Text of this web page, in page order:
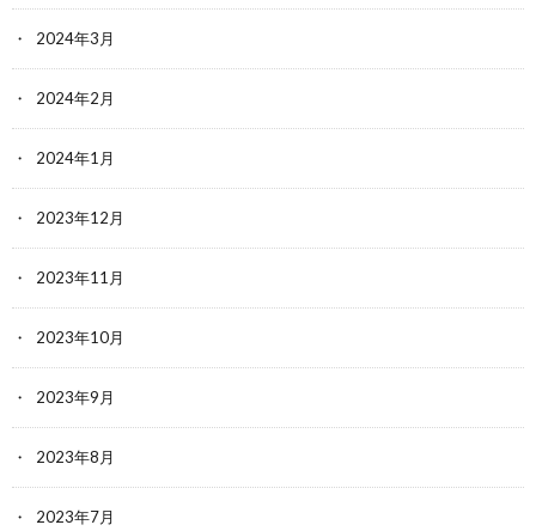
2024年3月
2024年2月
2024年1月
2023年12月
2023年11月
2023年10月
2023年9月
2023年8月
2023年7月